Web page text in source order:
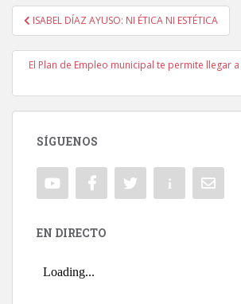
Navegación de entradas
ISABEL DÍAZ AYUSO: NI ÉTICA NI ESTÉTICA
El Plan de Empleo municipal te permite llegar
SÍGUENOS
EN DIRECTO